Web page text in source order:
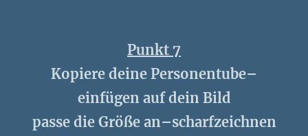
Punkt 7
Kopiere deine Personentube–
einfügen auf dein Bild
passe die Größe an–scharfzeichnen